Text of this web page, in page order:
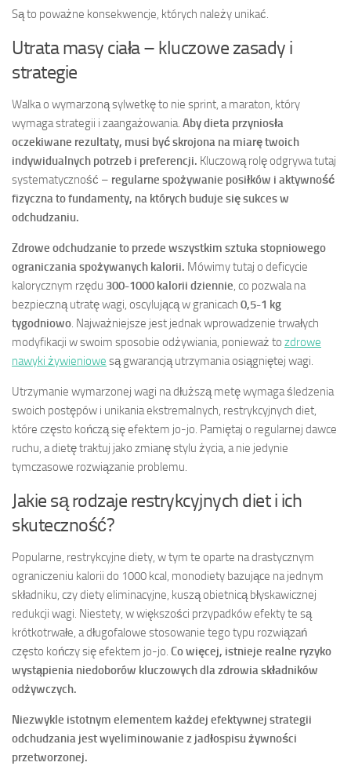
Są to poważne konsekwencje, których należy unikać.
Utrata masy ciała – kluczowe zasady i
strategie
Walka o wymarzoną sylwetkę to nie sprint, a maraton, który
wymaga strategii i zaangażowania. Aby dieta przyniosła
oczekiwane rezultaty, musi być skrojona na miarę twoich
indywidualnych potrzeb i preferencji. Kluczową rolę odgrywa tutaj
systematyczność – regularne spożywanie posiłków i aktywność
fizyczna to fundamenty, na których buduje się sukces w
odchudzaniu.
Zdrowe odchudzanie to przede wszystkim sztuka stopniowego
ograniczania spożywanych kalorii. Mówimy tutaj o deficycie
kalorycznym rzędu 300-1000 kalorii dziennie, co pozwala na
bezpieczną utratę wagi, oscylującą w granicach 0,5-1 kg
tygodniowo. Najważniejsze jest jednak wprowadzenie trwałych
modyfikacji w swoim sposobie odżywiania, ponieważ to zdrowe
nawyki żywieniowe są gwarancją utrzymania osiągniętej wagi.
Utrzymanie wymarzonej wagi na dłuższą metę wymaga śledzenia
swoich postępów i unikania ekstremalnych, restrykcyjnych diet,
które często kończą się efektem jo-jo. Pamiętaj o regularnej dawce
ruchu, a dietę traktuj jako zmianę stylu życia, a nie jedynie
tymczasowe rozwiązanie problemu.
Jakie są rodzaje restrykcyjnych diet i ich
skuteczność?
Popularne, restrykcyjne diety, w tym te oparte na drastycznym
ograniczeniu kalorii do 1000 kcal, monodiety bazujące na jednym
składniku, czy diety eliminacyjne, kuszą obietnicą błyskawicznej
redukcji wagi. Niestety, w większości przypadków efekty te są
krótkotrwałe, a długofalowe stosowanie tego typu rozwiązań
często kończy się efektem jo-jo. Co więcej, istnieje realne ryzyko
wystąpienia niedoborów kluczowych dla zdrowia składników
odżywczych.
Niezwykle istotnym elementem każdej efektywnej strategii
odchudzania jest wyeliminowanie z jadłospisu żywności
przetworzonej.